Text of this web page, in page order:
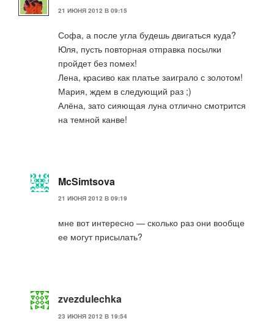
21 ИЮНЯ 2012 В 09:15
Софа, а после угла будешь двигаться куда?
Юля, пусть повторная отправка посылки
пройдет без помех!
Лена, красиво как платье заиграло с золотом!
Мария, ждем в следующий раз ;)
Алёна, зато сияющая луна отлично смотрится
на темной канве!
McSimtsova
21 ИЮНЯ 2012 В 09:19
мне вот интересно — сколько раз они вообще
ее могут присылать?
zvezdulechka
23 ИЮНЯ 2012 В 19:54